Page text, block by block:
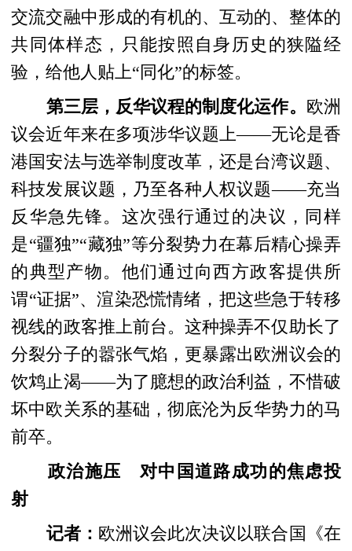
交流交融中形成的有机的、互动的、整体的
共同体样态，只能按照自身历史的狭隘经
验，给他人贴上“同化”的标签。
第三层，反华议程的制度化运作。
欧洲
议会近年来在多项涉华议题上——无论是香
港国安法与选举制度改革，还是台湾议题、
科技发展议题，乃至各种人权议题——充当
反华急先锋。这次强行通过的决议，同样
是“疆独”“藏独”等分裂势力在幕后精心操弄
的典型产物。他们通过向西方政客提供所
谓“证据”、渲染恐慌情绪，把这些急于转移
视线的政客推上前台。这种操弄不仅助长了
分裂分子的嚣张气焰，更暴露出欧洲议会的
饮鸩止渴——为了臆想的政治利益，不惜破
坏中欧关系的基础，彻底沦为反华势力的马
前卒。
政治施压 对中国道路成功的焦虑投
射
记者： 欧洲议会此次决议以联合国《在